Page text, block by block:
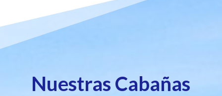
Nuestras Cabañas